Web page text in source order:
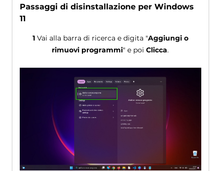
Passaggi di disinstallazione per Windows
11
1Vai alla barra di ricerca e digita "Aggiungi o
rimuovi programmi" e poiClicca.